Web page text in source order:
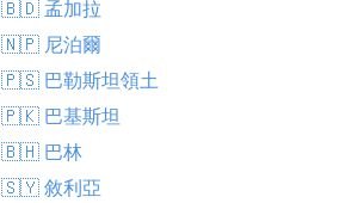
🇧🇩 孟加拉
🇳🇵 尼泊爾
🇵🇸 巴勒斯坦領土
🇵🇰 巴基斯坦
🇧🇭 巴林
🇸🇾 敘利亞